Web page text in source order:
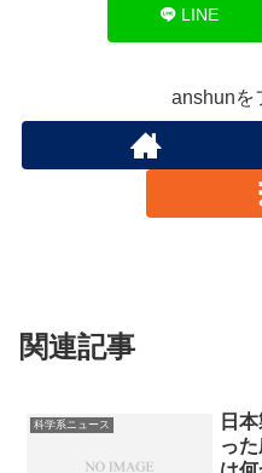
LINE
anshunを
関連記事
科学系ニュース
日
っ